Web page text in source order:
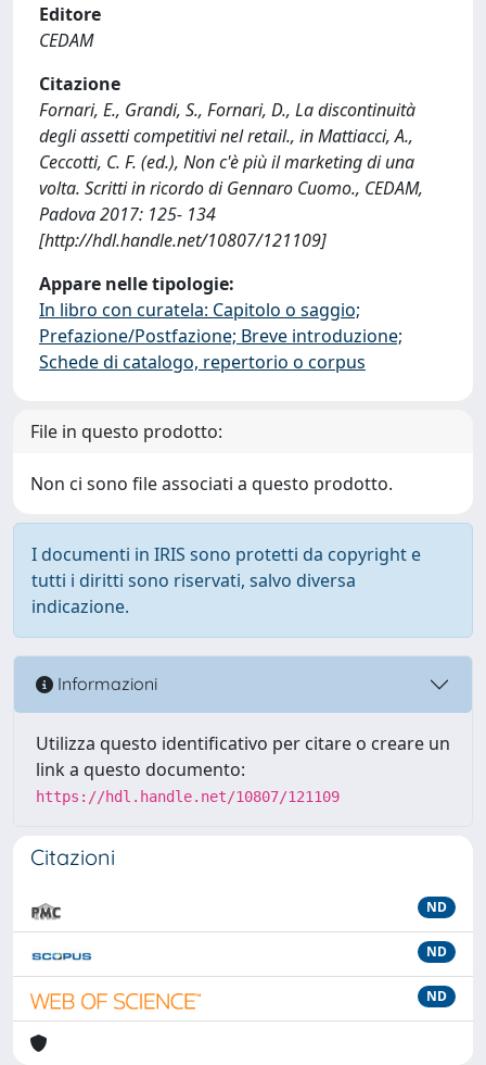
Editore
CEDAM
Citazione
Fornari, E., Grandi, S., Fornari, D., La discontinuità
degli assetti competitivi nel retail., in Mattiacci, A.,
Ceccotti, C. F. (ed.), Non c'è più il marketing di una
volta. Scritti in ricordo di Gennaro Cuomo., CEDAM,
Padova 2017: 125- 134
[http://hdl.handle.net/10807/121109]
Appare nelle tipologie:
In libro con curatela: Capitolo o saggio;
Prefazione/Postfazione; Breve introduzione;
Schede di catalogo, repertorio o corpus
File in questo prodotto:
Non ci sono file associati a questo prodotto.
I documenti in IRIS sono protetti da copyright e
tutti i diritti sono riservati, salvo diversa
indicazione.
Informazioni
Utilizza questo identificativo per citare o creare un
link a questo documento:
https://hdl.handle.net/10807/121109
Citazioni
ND
ND
ND